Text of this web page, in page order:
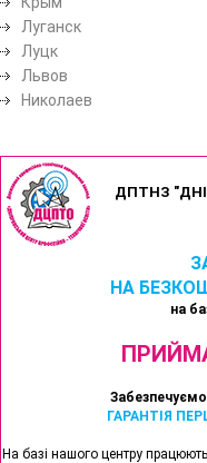
Луганск
Луцк
Львов
Николаев
ДПТНЗ
НА
на
ГАРАНТІЯ
На базі нашого центру